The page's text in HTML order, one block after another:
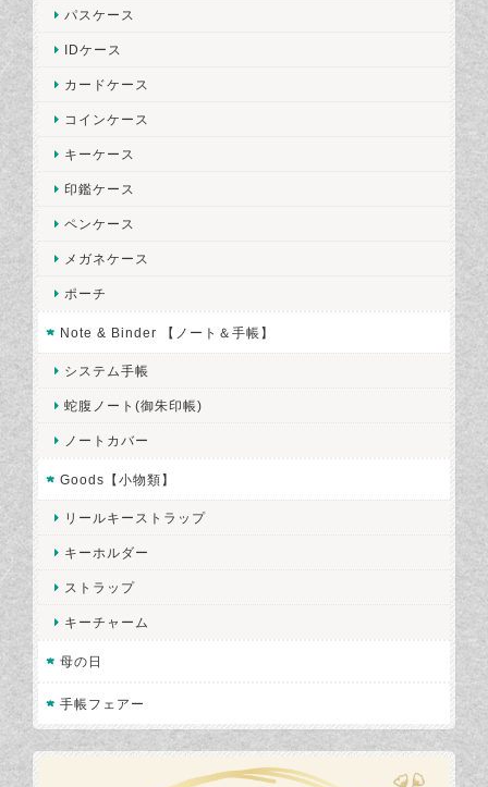
パスケース
IDケース
カードケース
コインケース
キーケース
印鑑ケース
ペンケース
メガネケース
ポーチ
Note & Binder 【ノート＆手帳】
システム手帳
蛇腹ノート(御朱印帳)
ノートカバー
Goods【小物類】
リールキーストラップ
キーホルダー
ストラップ
キーチャーム
母の日
手帳フェアー